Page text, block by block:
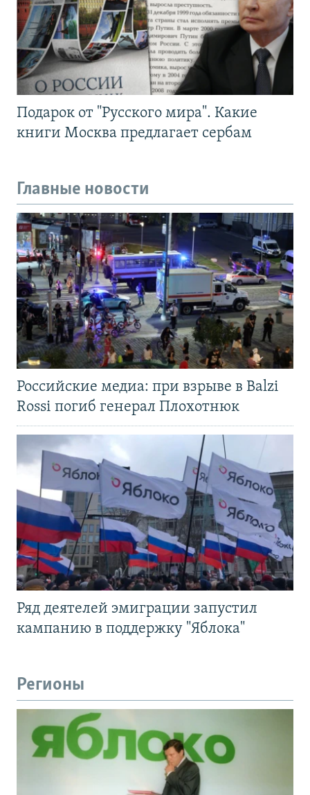
Подарок от "Русского мира". Какие
книги Москва предлагает сербам
Главные новости
Российские медиа: при взрыве в Balzi
Rossi погиб генерал Плохотнюк
Ряд деятелей эмиграции запустил
кампанию в поддержку "Яблока"
Регионы